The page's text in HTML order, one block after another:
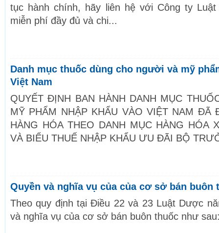
tục hành chính, hãy liên hệ với Công ty
miễn phí đầy đủ và chi...
Danh mục thuốc dùng cho người và mỹ
Việt Nam
QUYẾT ĐỊNH BAN HÀNH DANH MỤC
MỸ PHẨM NHẬP KHẨU VÀO VIỆT NAM
HÀNG HÓA THEO DANH MỤC HÀNG HÓA
VÀ BIỂU THUẾ NHẬP KHẨU ƯU ĐÃI BỘ
Quyền và nghĩa vụ của của cơ sở bán buôn
Theo quy định tại Điều 22 và 23 Luật Dược
và nghĩa vụ của cơ sở bán buôn thuốc như